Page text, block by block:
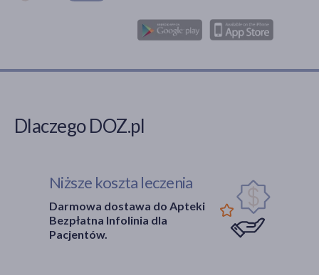
Dlaczego DOZ.pl
Niższe koszta leczenia
Darmowa dostawa do Apteki
Bezpłatna Infolinia dla
Pacjentów.